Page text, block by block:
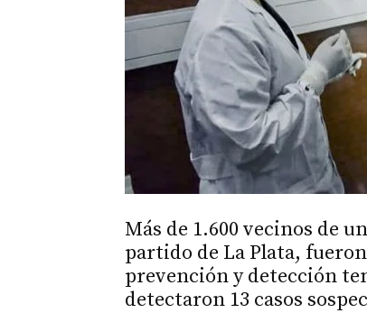
Más de 1.600 vecinos de
partido de La Plata,
prevención y detección
detectaron 13 casos